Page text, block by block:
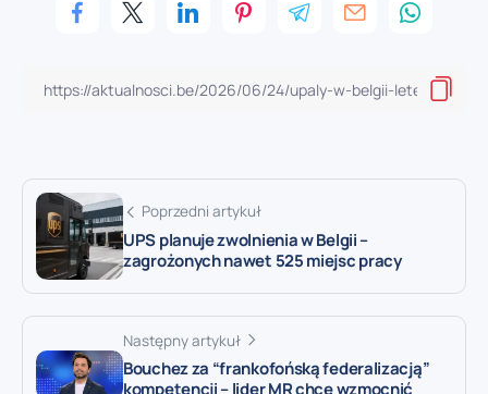
Poprzedni artykuł
UPS planuje zwolnienia w Belgii –
zagrożonych nawet 525 miejsc pracy
Następny artykuł
Bouchez za “frankofońską federalizacją”